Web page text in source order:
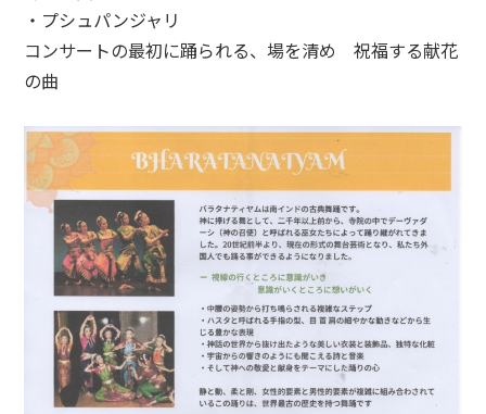
・プシュパンジャリ
コンサートの最初に踊られる、場を清め 祝福する献花
の曲